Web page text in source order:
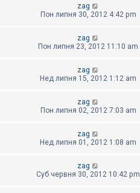
zag
Пон липня 30, 2012 4:42 pm
zag
Пон липня 23, 2012 11:10 am
zag
Нед липня 15, 2012 1:12 am
zag
Пон липня 02, 2012 7:03 am
zag
Нед липня 01, 2012 1:08 am
zag
Суб червня 30, 2012 10:42 pm